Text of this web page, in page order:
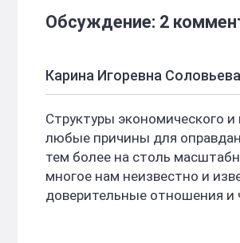
Обсуждение: 2
Карина Игоревна Соловьева
Структуры экономического
любые причины для
тем более на столь
многое нам неизвестно и
доверительные отношения